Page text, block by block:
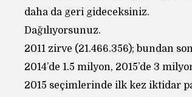
daha da geri gideceksiniz.
Dağılıyorsunuz.
2011 zirve (21.466.356); bundan
2014’de 1.5 milyon, 2015’de 3
2015 seçimlerinde ilk kez iktidar